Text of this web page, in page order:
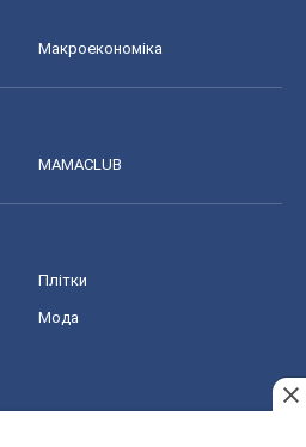
Макроекономіка
MAMACLUB
Плітки
Мода